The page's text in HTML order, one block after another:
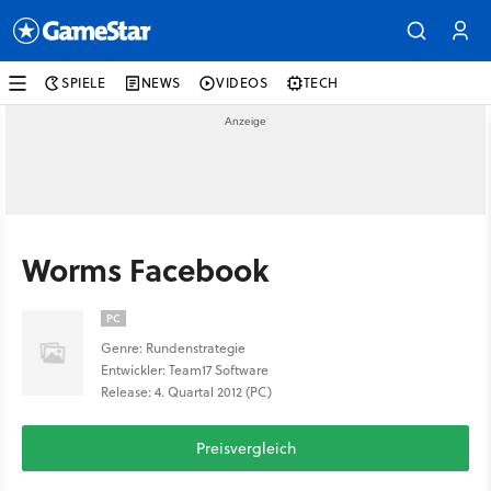
SPIELE NEWS VIDEOS TECH
Worms Facebook
PC
Genre: Rundenstrategie
Entwickler: Team17 Software
Release: 4. Quartal 2012 (PC)
Preisvergleich